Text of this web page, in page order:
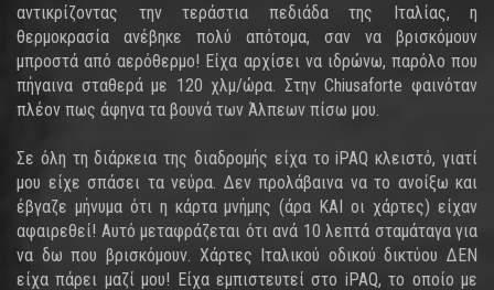
αντικρίζοντας την τεράστια πεδιάδα της Ιταλίας, η
θερμοκρασία ανέβηκε πολύ απότομα, σαν να βρισκόμουν
μπροστά από αερόθερμο! Είχα αρχίσει να ιδρώνω, παρόλο που
πήγαινα σταθερά με 120 χλμ/ώρα. Στην Chiusaforte φαινόταν
πλέον πως άφηνα τα βουνά των Άλπεων πίσω μου.
Σε όλη τη διάρκεια της διαδρομής είχα το iPAQ κλειστό, γιατί
μου είχε σπάσει τα νεύρα. Δεν προλάβαινα να το ανοίξω και
έβγαζε μήνυμα ότι η κάρτα μνήμης (άρα ΚΑΙ οι χάρτες) είχαν
αφαιρεθεί! Αυτό μεταφράζεται ότι ανά 10 λεπτά σταμάταγα για
να δω που βρισκόμουν. Χάρτες Ιταλικού οδικού δικτύου ΔΕΝ
είχα πάρει μαζί μου! Είχα εμπιστευτεί στο iPAQ, το οποίο με